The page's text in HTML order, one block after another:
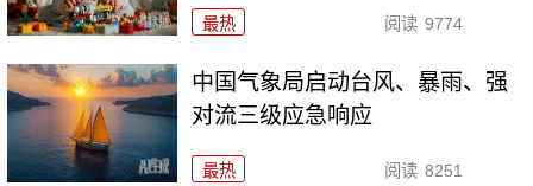
最热 阅读 9774
中国气象局启动台风、暴雨、强
对流三级应急响应
最热 阅读 8251